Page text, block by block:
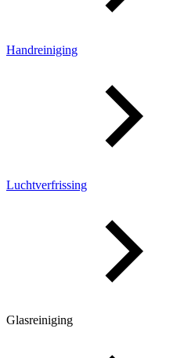
Handreiniging
Luchtverfrissing
Glasreiniging